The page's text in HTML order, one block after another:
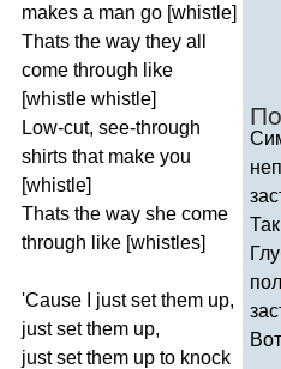
makes a man go [whistle]
Thats the way they all
come through like
[whistle whistle]
Low-cut, see-through
shirts that make you
[whistle]
Thats the way she come
through like [whistles]
'Cause just set them up,
just set them up,
just set them up to knock